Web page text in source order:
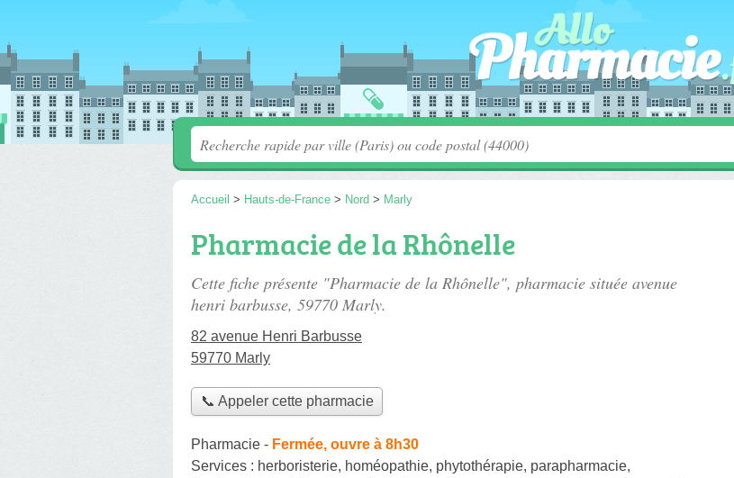
Accueil > Hauts-de-France > Nord > Marly
Pharmacie de la Rhônelle
Cette fiche présente "Pharmacie de la Rhônelle", pharmacie située avenue
henri barbusse, 59770 Marly.
82 avenue Henri Barbusse
59770 Marly
📞 Appeler cette pharmacie
Pharmacie - Fermée, ouvre à 8h30
Services : herboristerie, homéopathie, phytothérapie, parapharmacie,